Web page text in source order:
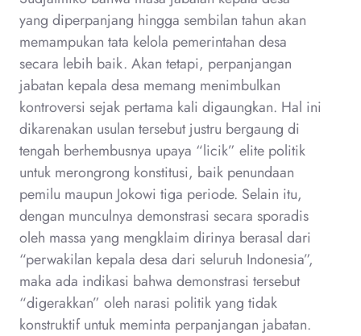
yang diperpanjang hingga sembilan tahun akan
memampukan tata kelola pemerintahan desa
secara lebih baik. Akan tetapi, perpanjangan
jabatan kepala desa memang menimbulkan
kontroversi sejak pertama kali digaungkan. Hal ini
dikarenakan usulan tersebut justru bergaung di
tengah berhembusnya upaya “licik” elite politik
untuk merongrong konstitusi, baik penundaan
pemilu maupun Jokowi tiga periode. Selain itu,
dengan munculnya demonstrasi secara sporadis
oleh massa yang mengklaim dirinya berasal dari
“perwakilan kepala desa dari seluruh Indonesia”,
maka ada indikasi bahwa demonstrasi tersebut
“digerakkan” oleh narasi politik yang tidak
konstruktif untuk meminta perpanjangan jabatan.